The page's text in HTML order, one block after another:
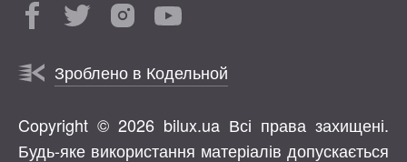
Зроблено в Кодельной
Copyright © 2026 bilux.ua Всі права захищені.
Будь-яке використання матеріалів допускається